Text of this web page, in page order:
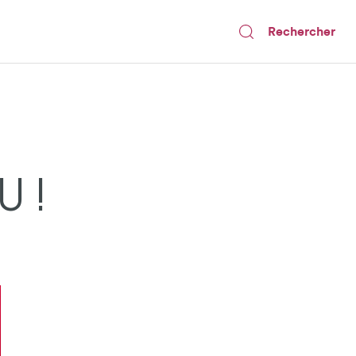
Rechercher
!